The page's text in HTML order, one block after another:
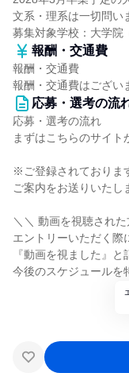
文系・理系は一切問い
募集対象学校：大学院
報酬・交通費
報酬・交通費
報酬・交通費はござい
応募・選考の流
応募・選考の流れ
まずはこちらのサイト
※ご登録されておりま
ご案内をお送りいたし
＼＼ 動画を視聴され
エントリーいただく際
『動画を視ました』
今後のスケジュールを